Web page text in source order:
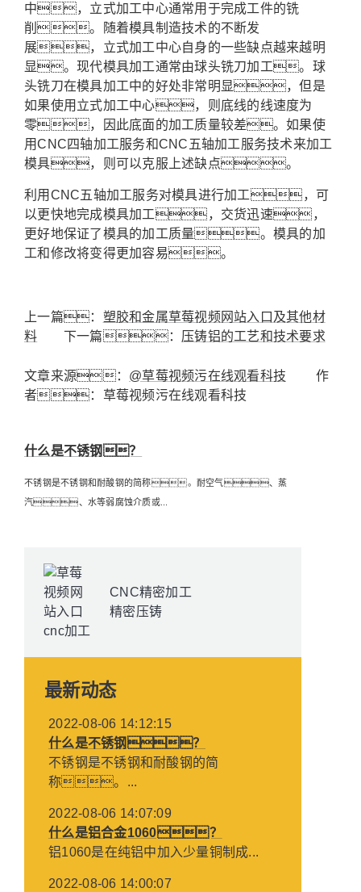
中，立式加工中心通常用于完成工件的铣
削。随着模具制造技术的不断发
展，立式加工中心自身的一些缺点越来越明
显。现代模具加工通常由球头铣刀加工。球
头铣刀在模具加工中的好处非常明显，但是
如果使用立式加工中心，则底线的线速度为
零，因此底面的加工质量较差。如果使
用CNC四轴加工服务和CNC五轴加工服务技术来加工
模具，则可以克服上述缺点。
利用CNC五轴加工服务对模具进行加工，可
以更快地完成模具加工，交货迅速，
更好地保证了模具的加工质量。模具的加
工和修改将变得更加容易。
上一篇： 塑胶和金属草莓视频网站入口及其他材
料 下一篇： 压铸铝的工艺和技术要求
文章来源： @草莓视频污在线观看科技 作
者：草莓视频污在线观看科技
什么是不锈钢？
不锈钢是不锈钢和耐酸钢的简称。耐空气、蒸
汽、水等弱腐蚀介质或...
CNC精密加工
精密压铸
最新动态
2022-08-06 14:12:15
什么是不锈钢？
不锈钢是不锈钢和耐酸钢的简
称。...
2022-08-06 14:07:09
什么是铝合金1060？
铝1060是在纯铝中加入少量铜制成...
2022-08-06 14:00:07